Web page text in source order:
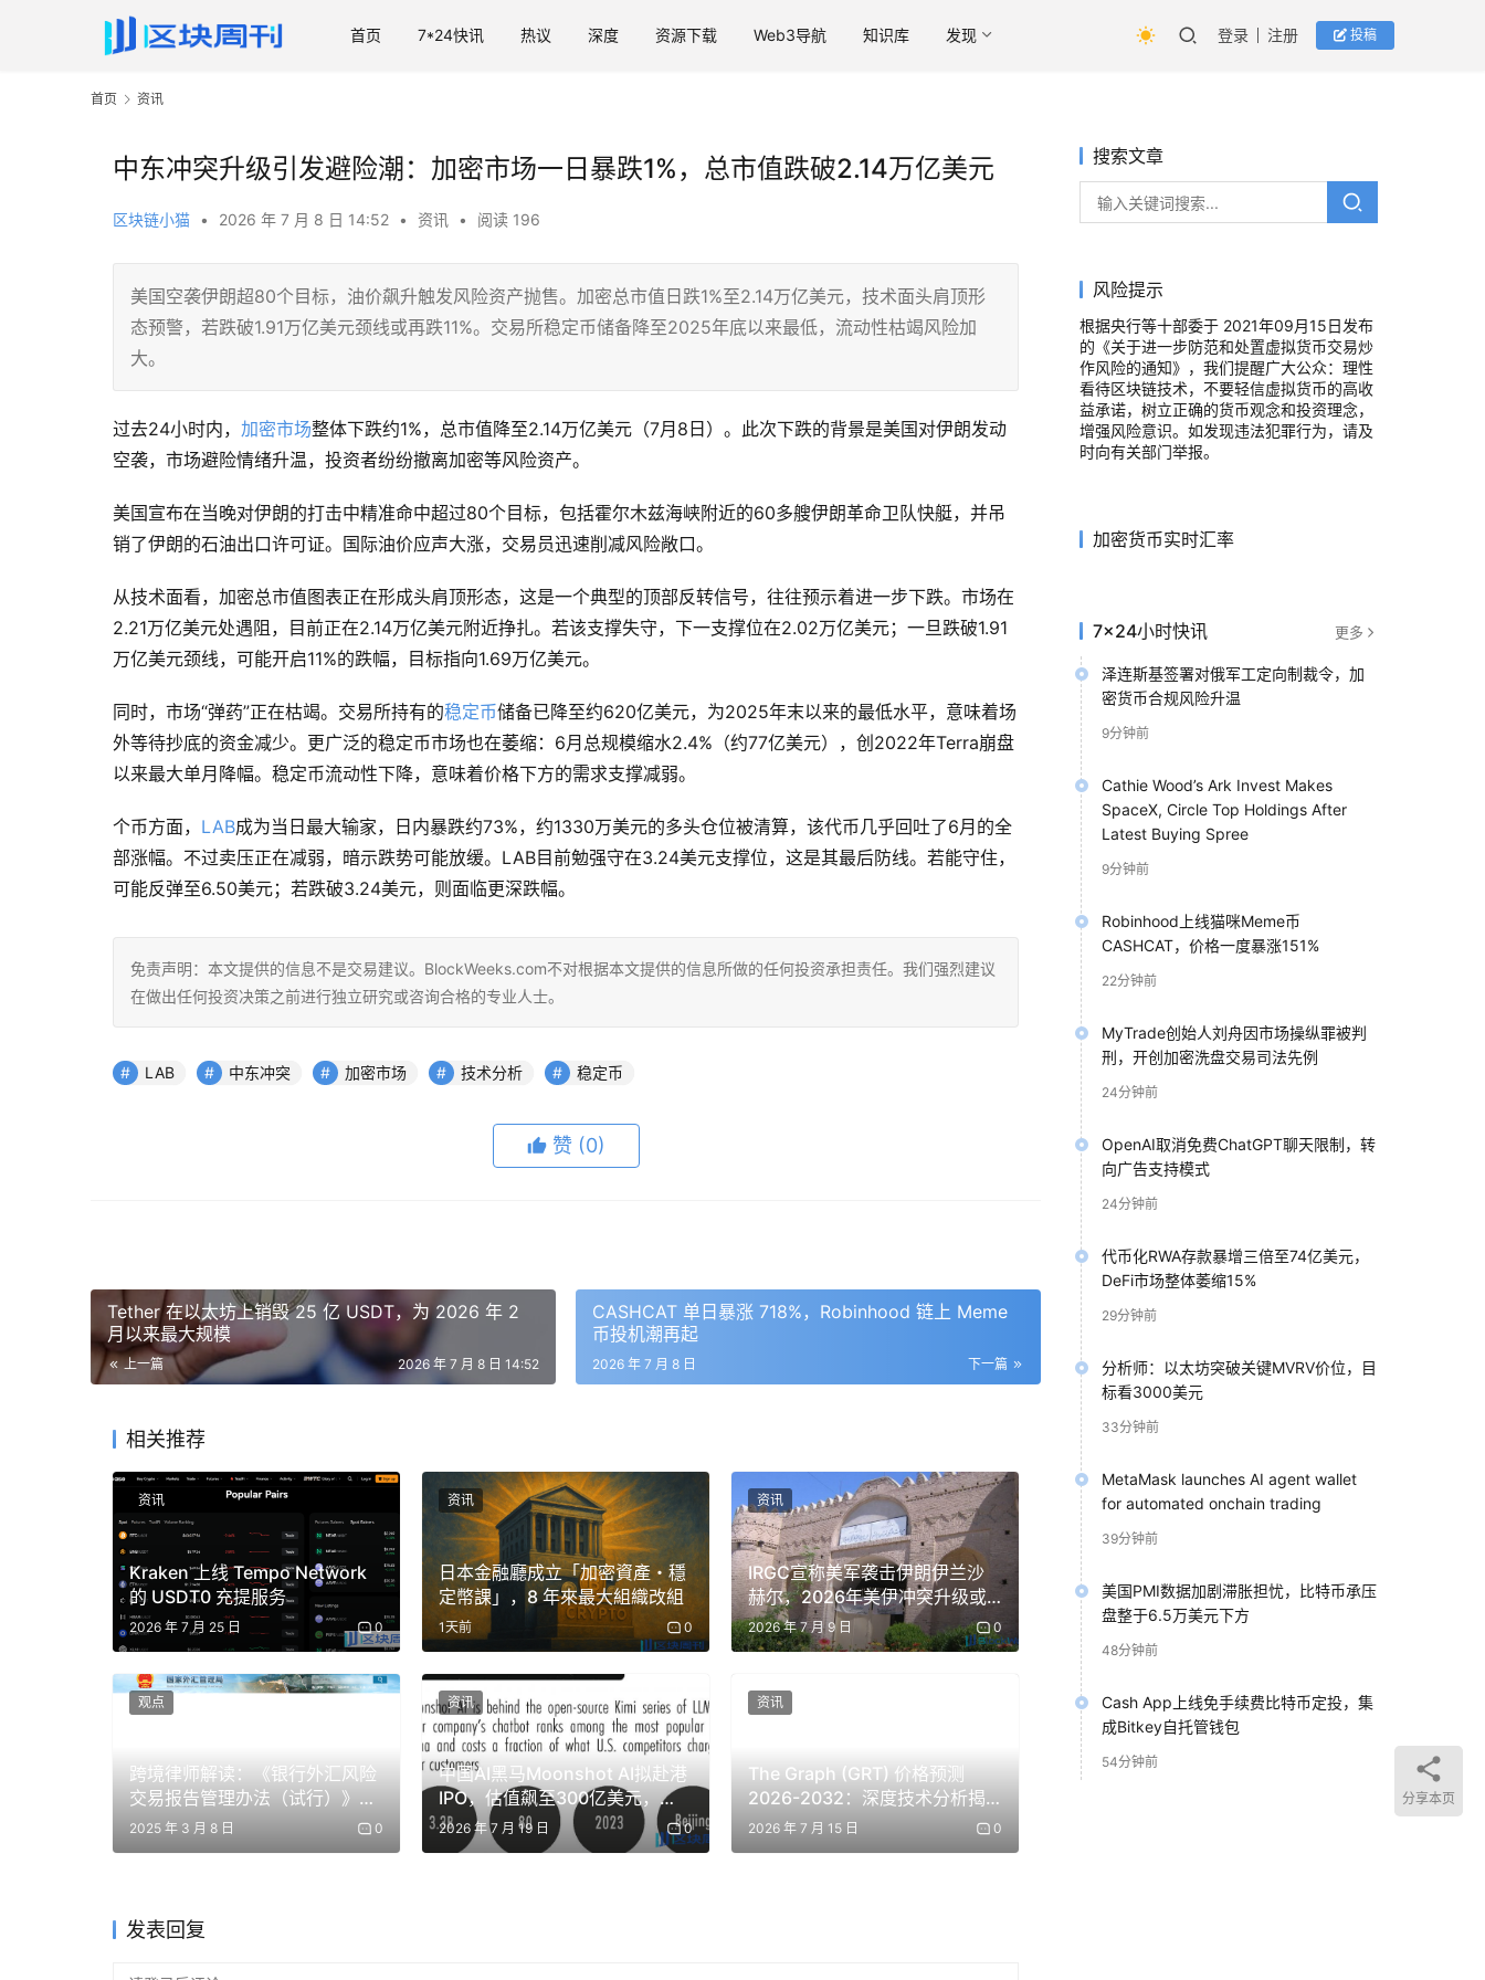
首页 7*24快讯 热议 深度 资源下载 Web3导航 知识库 发现 登录 注册 投稿
首页 资讯
中东冲突升级引发避险潮：加密市场一日暴跌1%，总市值跌破2.14万亿美元
区块链小猫 • 2026 年 7 月 8 日 14:52 • 资讯 • 阅读 196
美国空袭伊朗超80个目标，油价飙升触发风险资产抛售。加密总市值日跌1%至2.14万亿美元，技术面头肩顶形
态预警，若跌破1.91万亿美元颈线或再跌11%。交易所稳定币储备降至2025年底以来最低，流动性枯竭风险加
大。
过去24小时内， 加密市场整体下跌约1%，总市值降至2.14万亿美元（7月8日）。此次下跌的背景是美国对伊朗发动
空袭，市场避险情绪升温，投资者纷纷撤离加密等风险资产。
美国宣布在当晚对伊朗的打击中精准命中超过80个目标，包括霍尔木兹海峡附近的60多艘伊朗革命卫队快艇，并吊
销了伊朗的石油出口许可证。国际油价应声大涨，交易员迅速削减风险敞口。
从技术面看，加密总市值图表正在形成头肩顶形态，这是一个典型的顶部反转信号，往往预示着进一步下跌。市场在
2.21万亿美元处遇阻，目前正在2.14万亿美元附近挣扎。若该支撑失守，下一支撑位在2.02万亿美元；一旦跌破1.91
万亿美元颈线，可能开启11%的跌幅，目标指向1.69万亿美元。
同时，市场“弹药”正在枯竭。交易所持有的稳定币储备已降至约620亿美元，为2025年末以来的最低水平，意味着场
外等待抄底的资金减少。更广泛的稳定币市场也在萎缩：6月总规模缩水2.4%（约77亿美元），创2022年Terra崩盘
以来最大单月降幅。稳定币流动性下降，意味着价格下方的需求支撑减弱。
个币方面， LAB成为当日最大输家，日内暴跌约73%，约1330万美元的多头仓位被清算，该代币几乎回吐了6月的全
部涨幅。不过卖压正在减弱，暗示跌势可能放缓。LAB目前勉强守在3.24美元支撑位，这是其最后防线。若能守住，
可能反弹至6.50美元；若跌破3.24美元，则面临更深跌幅。
免责声明：本文提供的信息不是交易建议。BlockWeeks.com不对根据本文提供的信息所做的任何投资承担责任。我们强烈建议
在做出任何投资决策之前进行独立研究或咨询合格的专业人士。
LAB 中东冲突 加密市场 技术分析 稳定币
赞 (0)
Tether 在以太坊上销毁 25 亿 USDT，为 2026 年 2
月以来最大规模
上一篇 2026 年 7 月 8 日 14:52
CASHCAT 单日暴涨 718%，Robinhood 链上 Meme
币投机潮再起
下一篇
2026 年 7 月 8 日
相关推荐
Kraken 上线 Tempo Network
的 USDT0 充提服务
2026 年 7 月 25 日 0
资讯
日本金融廳成立「加密資產・穩
定幣課」，8 年來最大組織改組
1天前 0
资讯
IRGC宣称美军袭击伊朗伊兰沙
赫尔，2026年美伊冲突升级或
引爆加密市场波动
2026 年 7 月 9 日 0
资讯
跨境律师解读：《银行外汇风险
交易报告管理办法（试行）》对
虚拟货币交易者可能产生的影响
2025 年 3 月 8 日 0
观点
中国AI黑马Moonshot AI拟赴港
IPO，估值飙至300亿美元，
Kimi K3模型重创美股与加密市
2026 年 7 月 19 日 0
资讯
The Graph (GRT) 价格预测
2026-2032：深度技术分析揭
示未来走势，能否重上历史高
2026 年 7 月 15 日 0
资讯
发表回复
搜索文章
风险提示
根据央行等十部委于 2021年09月15日发布
的《关于进一步防范和处置虚拟货币交易炒
作风险的通知》，我们提醒广大公众：理性
看待区块链技术，不要轻信虚拟货币的高收
益承诺，树立正确的货币观念和投资理念，
增强风险意识。如发现违法犯罪行为，请及
时向有关部门举报。
加密货币实时汇率
7×24小时快讯 更多
泽连斯基签署对俄军工定向制裁令，加
密货币合规风险升温
9分钟前
Cathie Wood’s Ark Invest Makes
SpaceX, Circle Top Holdings After
Latest Buying Spree
9分钟前
Robinhood上线猫咪Meme币
CASHCAT，价格一度暴涨151%
22分钟前
MyTrade创始人刘舟因市场操纵罪被判
刑，开创加密洗盘交易司法先例
24分钟前
OpenAI取消免费ChatGPT聊天限制，转
向广告支持模式
24分钟前
代币化RWA存款暴增三倍至74亿美元，
DeFi市场整体萎缩15%
29分钟前
分析师：以太坊突破关键MVRV价位，目
标看3000美元
33分钟前
MetaMask launches AI agent wallet
for automated onchain trading
39分钟前
美国PMI数据加剧滞胀担忧，比特币承压
盘整于6.5万美元下方
48分钟前
Cash App上线免手续费比特币定投，集
成Bitkey自托管钱包
54分钟前
分享本页